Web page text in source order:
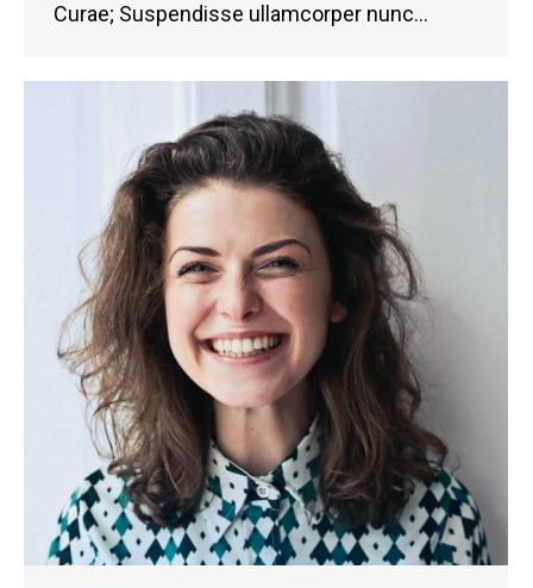
Curae; Suspendisse ullamcorper nunc…